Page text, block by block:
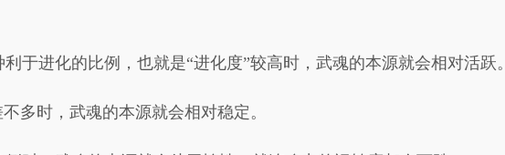
于进化的比例，也就是“进化度”较高时，武魂的本源就会相对活跃。
多时，武魂的本源就会相对稳定。